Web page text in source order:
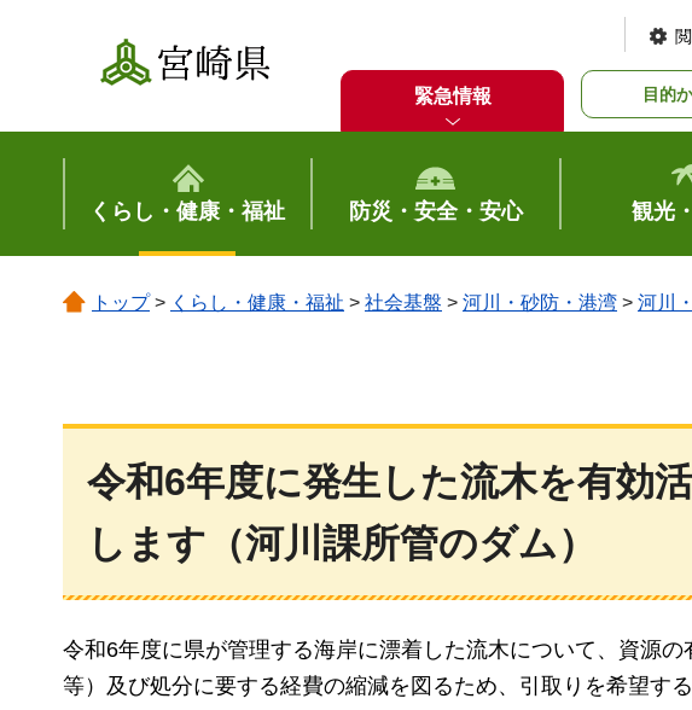
宮崎県
緊急情報 目的
くらし・健康・福祉 防災・安全・安心 観光
トップ> くらし・健康・福祉 > 社会基盤 > 河川・砂防・港湾 > 河川
令和6年度に発生した流木を有効
します（河川課所管のダム）
令和6年度に県が管理する海岸に漂着した流木について、資源
等）及び処分に要する経費の縮減を図るため、引取りを希望す